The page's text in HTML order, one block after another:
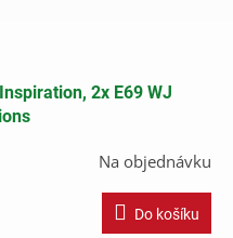
2x E69 WJ
Na objednávku
Do košíku